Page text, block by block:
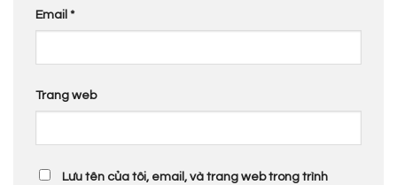
Email *
Trang web
Lưu tên của tôi, email, và trang web trong trình